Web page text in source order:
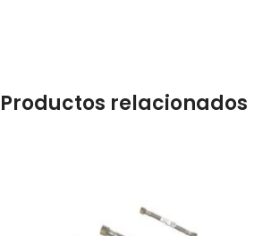
Productos relacionados